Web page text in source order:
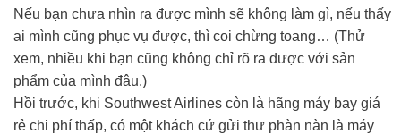
Nếu bạn chưa nhìn ra được mình sẽ không làm gì, nếu thấy
ai mình cũng phục vụ được, thì coi chừng toang… (Thử
xem, nhiều khi bạn cũng không chỉ rõ ra được với sản
phẩm của mình đâu.)
Hồi trước, khi Southwest Airlines còn là hãng máy bay giá
rẻ chi phí thấp, có một khách cứ gửi thư phàn nàn là máy